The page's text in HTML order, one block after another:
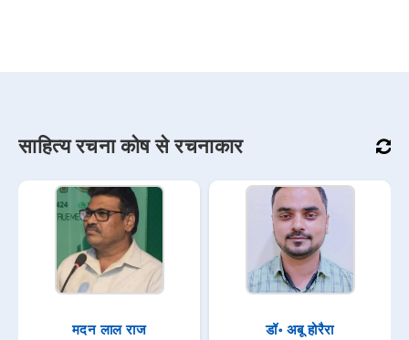
साहित्य रचना कोष से रचनाकार
मदन लाल राज डॉ॰ अबू होरैरा